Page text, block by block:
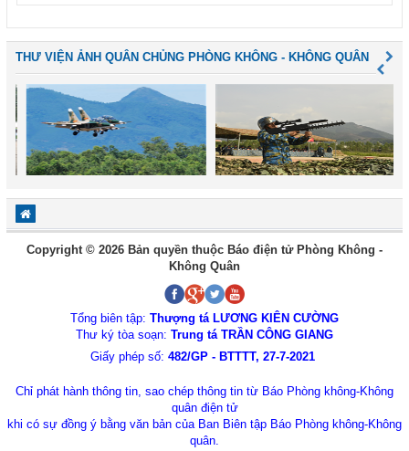
THƯ VIỆN ẢNH QUÂN CHỦNG PHÒNG KHÔNG - KHÔNG QUÂN
Copyright © 2026 Bản quyền thuộc Báo điện tử Phòng Không -
Không Quân
Tổng biên tập: Thượng tá LƯƠNG KIÊN CƯỜNG
Thư ký tòa soạn: Trung tá TRẦN CÔNG GIANG
Giấy phép số: 482/GP - BTTTT, 27-7-2021
Chỉ phát hành thông tin, sao chép thông tin từ Báo Phòng không-Không
quân điện tử
khi có sự đồng ý bằng văn bản của Ban Biên tập Báo Phòng không-Không
quân.